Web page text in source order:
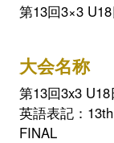
第13回3×3
大会名称
第13回3x3
英語表記：
FINAL